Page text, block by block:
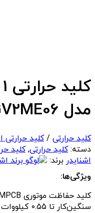
مدل GV2ME06
کلید حرارتی /کلید حرارتی
دسته:کلید حرارتی,کلید
اشنایدر برند:
ویژگی‌ها:
سنگین‌کار تا 0.55 کیلووات